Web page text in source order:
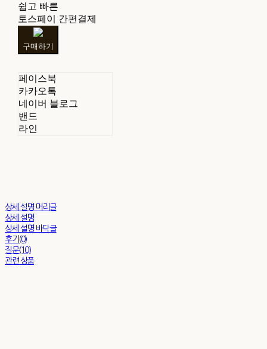
쉽고 빠른
토스페이 간편결제
구매하기
페이스북
카카오톡
네이버 블로그
밴드
라인
상세 설명 머리글
상세 설명
상세 설명 바닥글
후기(0)
질문(10)
관련 상품